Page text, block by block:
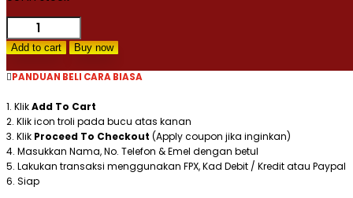
Pelancaran
Bulan
Dakwah
(Khat
Vector
quantity
Add to cart Buy now
PANDUAN BELI CARA BIASA
1. KlikAdd To Cart
2. Klik icon troli pada bucu atas kanan
3. Klik Proceed To Checkout (Apply coupon jika inginkan)
4. Masukkan Nama, No. Telefon & Emel dengan betul
5. Lakukan transaksi menggunakan FPX, Kad Debit / Kredit atau Paypal
6. Siap